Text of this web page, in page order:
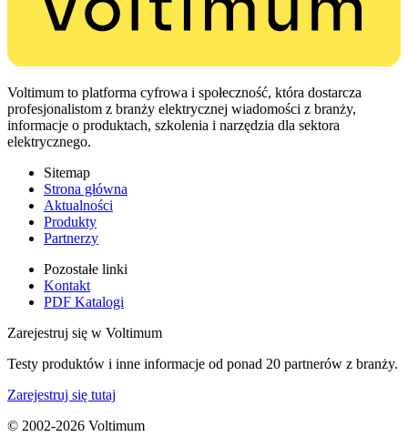
Voltimum to platforma cyfrowa i społeczność, która dostarcza
profesjonalistom z branży elektrycznej wiadomości z branży,
informacje o produktach, szkolenia i narzędzia dla sektora
elektrycznego.
Sitemap
Strona główna
Aktualności
Produkty
Partnerzy
Pozostałe linki
Kontakt
PDF Katalogi
Zarejestruj się w Voltimum
Testy produktów i inne informacje od ponad 20 partnerów z branży.
Zarejestruj się tutaj
© 2002-2026 Voltimum